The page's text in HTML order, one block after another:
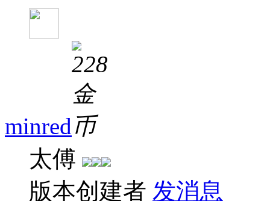
minred
太傅
版本创建者 发消息